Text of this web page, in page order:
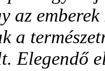
az
a
Elegendő